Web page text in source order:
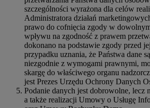
szczególności wyrażona dla celów
Administratora działań
prawo do cofnięcia zgody w
wpływu na zgodność z prawem
dokonano na podstawie zgody przed
przypadku uznania, że Państwa dane
niezgodnie z wymogami prawnymi,
skargę do właściwego organu
jest Prezes Urzędu Ochrony Danych
Podanie danych jest dobrowolne, lecz
a także realizacji Umowy o Usługę